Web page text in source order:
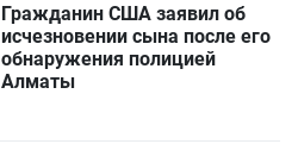
Гражданин США заявил об
исчезновении сына после его
обнаружения полицией
Алматы